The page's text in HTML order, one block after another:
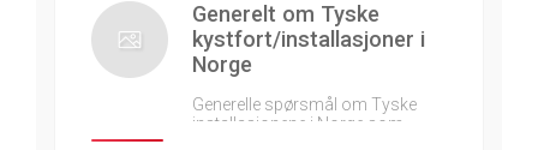
Generelt om Tyske
kystfort/installasjoner i
Norge
Generelle spørsmål om Tyske
installasjonene i Norge som…